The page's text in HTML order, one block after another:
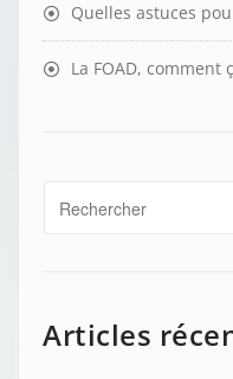
Quelles astuces
La FOAD, comment
Articles